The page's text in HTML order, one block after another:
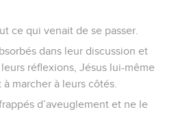
ce qui venait de se passer.
dans leur discussion et
réflexions, Jésus lui-même
à marcher à leurs côtés.
d’aveuglement et ne le